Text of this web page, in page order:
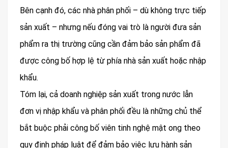
Bên cạnh đó, các nhà phân phối – dù không trực tiếp
sản xuất – nhưng nếu đóng vai trò là người đưa sản
phẩm ra thị trường cũng cần đảm bảo sản phẩm đã
được công bố hợp lệ từ phía nhà sản xuất hoặc nhập
khẩu.
Tóm lại, cả doanh nghiệp sản xuất trong nước lẫn
đơn vị nhập khẩu và phân phối đều là những chủ thể
bắt buộc phải công bố viên tinh nghệ mật ong theo
quy định pháp luật để đảm bảo việc lưu hành sản